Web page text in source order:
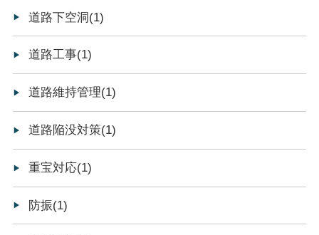
道路下空洞(1)
道路工事(1)
道路維持管理(1)
道路陥没対策(1)
重宝対応(1)
防振(1)